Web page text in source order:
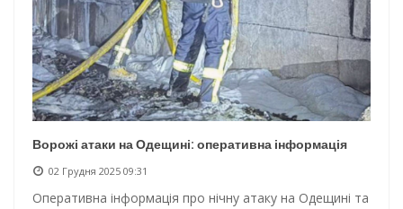
Ворожі атаки на Одещині: оперативна інформація
02 Грудня 2025 09:31
Оперативна інформація про нічну атаку на Одещині та